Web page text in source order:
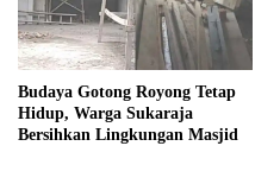
Budaya Gotong Royong Tetap
Hidup, Warga Sukaraja
Bersihkan Lingkungan Masjid